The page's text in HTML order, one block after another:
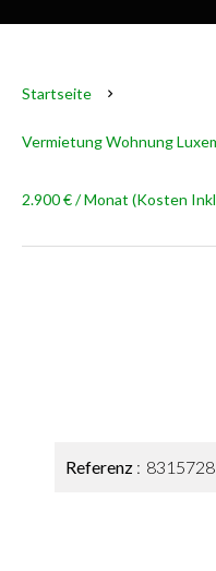
Startseite
Vermietung Wohnung
2.900 € / Monat (Kosten
Referenz